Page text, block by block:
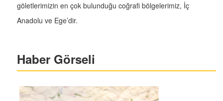
göletlerimizin en çok bulunduğu coğrafi bölgelerimiz, İç
Anadolu ve Ege’dir.
Haber Görseli